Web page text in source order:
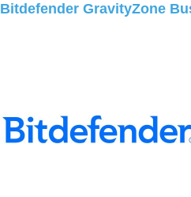
Bitdefender GravityZone